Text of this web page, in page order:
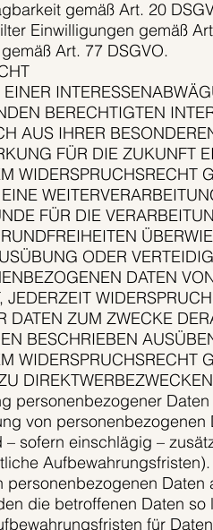
gemäß Art. 20
Einwilligungen gemäß
Art. 77 DSGVO.
BERECHTIGTEN
AUS IHRER
FÜR DIE ZUKUNFT
WIDERSPRUCHSRECHT
FÜR DIE
ODER
DATEN
JEDERZEIT
DATEN ZUM ZWECKE
BESCHRIEBEN
WIDERSPRUCHSRECHT
personenbezogener Daten
von
sofern einschlägig –
Aufbewahrungsfristen).
personenbezogenen
die betroffenen Daten
für